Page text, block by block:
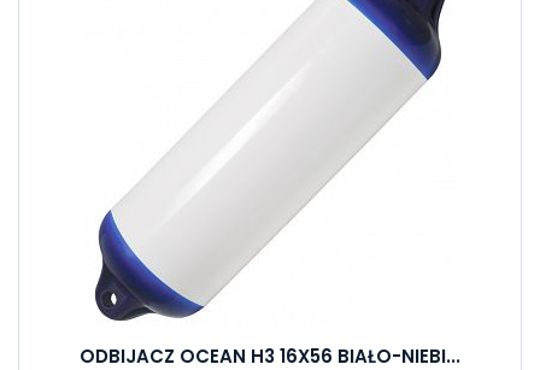
ODBIJACZ OCEAN H3 16X56 BIAŁO-NIEBI...